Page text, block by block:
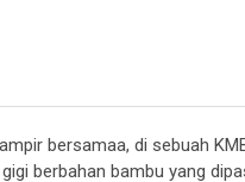
bersamaa, di sebuah
berbahan bambu yang